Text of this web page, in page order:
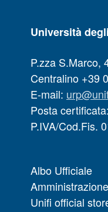
Università
P.zza S.Marco,
Centralino +39
E-mail:
Posta certificata:
P.IVA/Cod.Fis.
Albo Ufficiale
Unifi official